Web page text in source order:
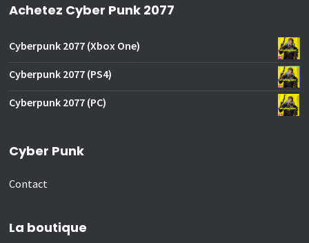
Achetez Cyber Punk 2077
Cyberpunk 2077 (Xbox One)
Cyberpunk 2077 (PS4)
Cyberpunk 2077 (PC)
Cyber Punk
Contact
La boutique